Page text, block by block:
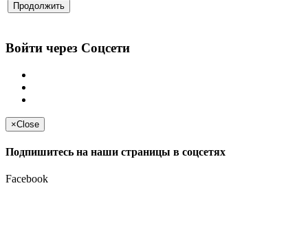
Продолжить
Войти через Соцсети
×Close
Подпишитесь на наши страницы в соцсетях
Facebook